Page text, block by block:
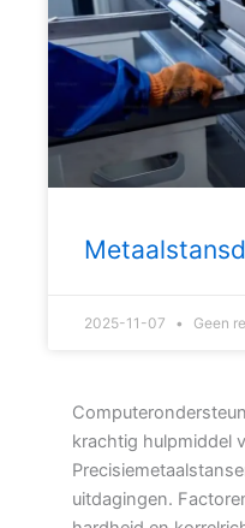
2025-11-07 Geen
krachtig hulpmiddel
uitdagingen.